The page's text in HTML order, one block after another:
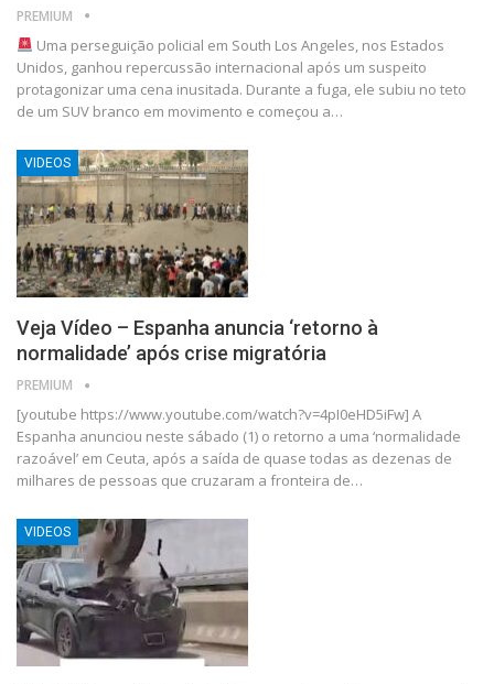
PREMIUM
Uma perseguição policial em South Los Angeles, nos Estados
Unidos, ganhou repercussão internacional após um suspeito
protagonizar uma cena inusitada. Durante a fuga, ele subiu no teto
de um SUV branco em movimento e começou a…
VIDEOS
Veja Vídeo – Espanha anuncia ‘retorno à
normalidade’ após crise migratória
PREMIUM
[youtube https://www.youtube.com/watch?v=4pI0eHD5iFw] A
Espanha anunciou neste sábado (1) o retorno a uma ‘normalidade
razoável’ em Ceuta, após a saída de quase todas as dezenas de
milhares de pessoas que cruzaram a fronteira de…
VIDEOS